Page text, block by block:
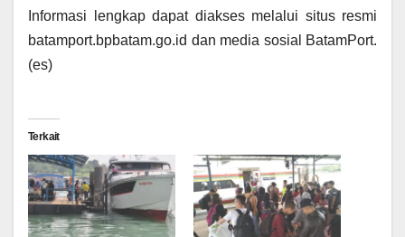
Informasi lengkap dapat diakses melalui situs resmi
batamport.bpbatam.go.id dan media sosial BatamPort.
(es)
Terkait